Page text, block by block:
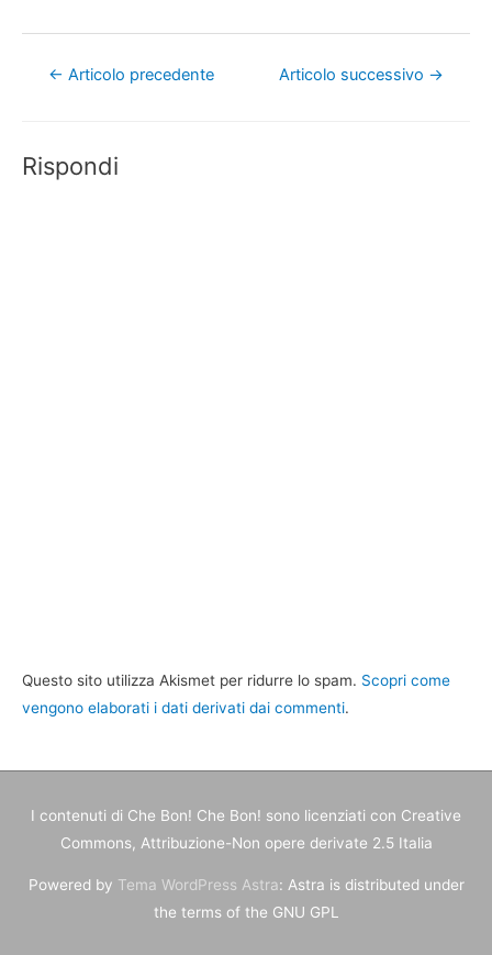
Navigazione
← Articolo precedente Articolo successivo →
Rispondi
Questo sito utilizza Akismet per ridurre lo spam. Scopri come
vengono elaborati i dati derivati dai commenti.
I contenuti di Che Bon! Che Bon! sono licenziati con Creative
Commons, Attribuzione-Non opere derivate 2.5 Italia
Powered by Tema WordPress Astra: Astra is distributed under
the terms of the GNU GPL